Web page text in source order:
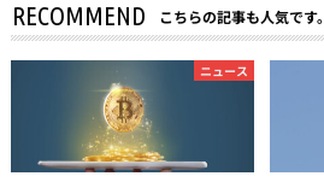
RECOMMEND こちらの記事も人気です。
ニュース